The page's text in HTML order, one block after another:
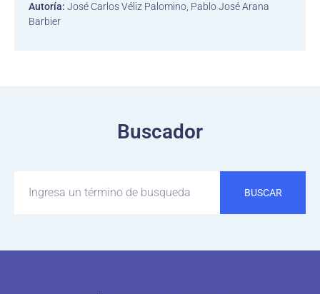
Autoría: José Carlos Véliz Palomino, Pablo José Arana
Barbier
Buscador
BUSCAR